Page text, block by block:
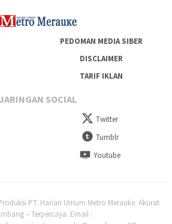
PEDOMAN MEDIA SIBER
DISCLAIMER
TARIF IKLAN
JARINGAN SOCIAL
Twitter
Tumblr
Youtube
PT. Harian Umum Metro Merauke. Akurat
– Terpercaya. Email :